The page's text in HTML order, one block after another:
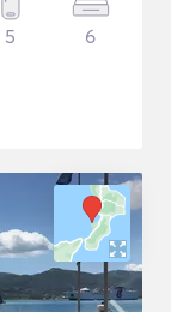
5 6